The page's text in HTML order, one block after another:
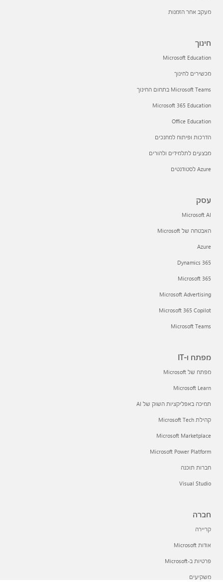
מעקב אחר הזמנות
חינוך
Microsoft Education
מכשירים לחינוך
Microsoft Teams בתחום החינוך
Microsoft 365 Education
Office Education
הדרכות ופיתוח למחנכים
מבצעים לתלמידים ולהורים
Azure לסטודנטים
עסק
Microsoft AI
האבטחה של Microsoft
Azure
Dynamics 365
Microsoft 365
Microsoft Advertising
Microsoft 365 Copilot
Microsoft Teams
מפתח ו-IT
מפתח של Microsoft
Microsoft Learn
תמיכה באפליקציות השוק של AI
קהילת Microsoft Tech
Microsoft Marketplace
Microsoft Power Platform
חברות תוכנה
Visual Studio
חברה
קריירה
אודות Microsoft
פרטיות ב-Microsoft
משקיעים